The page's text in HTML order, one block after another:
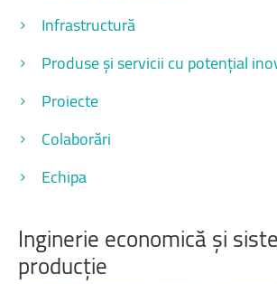
Infrastructură
Produse și servicii cu potențial
Proiecte
Colaborări
Echipa
Inginerie economică și
producție